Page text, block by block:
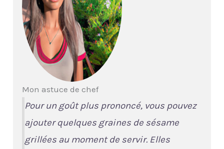
Mon astuce de chef
Pour un goût plus prononcé, vous pouvez
ajouter quelques graines de sésame
grillées au moment de servir. Elles